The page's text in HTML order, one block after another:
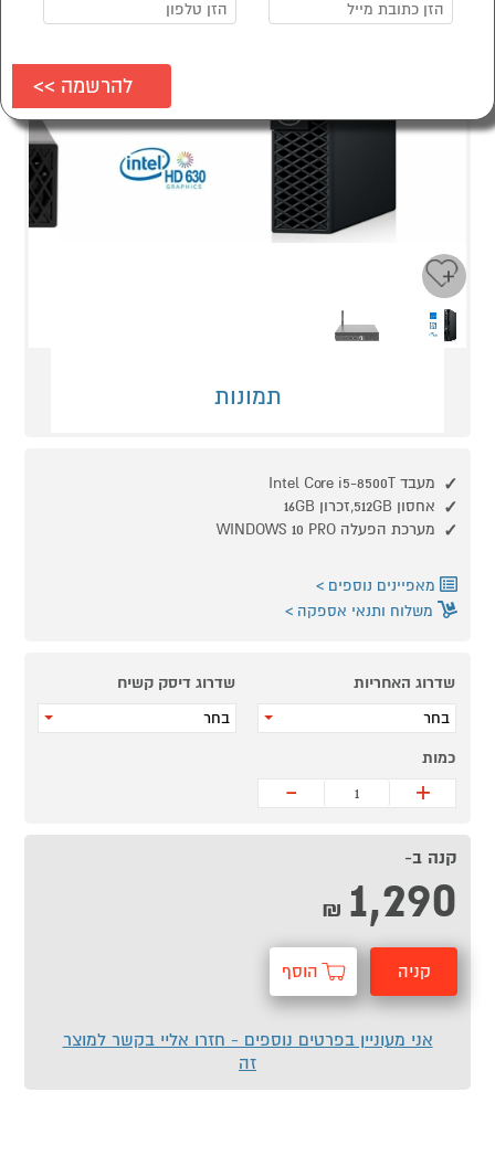
תמונות
מעבד Intel Core i5-8500T
אחסון 512GB,זכרון 16GB
מערכת הפעלה WINDOWS 10 PRO
מאפיינים נוספים
משלוח ותנאי אספקה
שדרוג האחריות
בחר
שדרוג דיסק קשיח
בחר
כמות
+
-
קנה ב-
1,290
₪
קניה הוסף
אני מעוניין בפרטים נוספים - חזרו אליי בקשר למוצר
זה